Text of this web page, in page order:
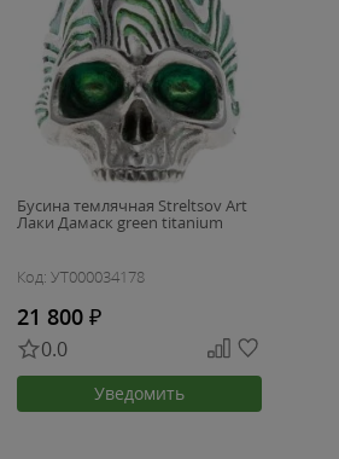
Бусина темлячная Streltsov Art
Лаки Дамаск green titanium
Код: УТ000034178
21 800 ₽
0.0
Уведомить